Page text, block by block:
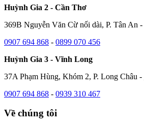
Huỳnh Gia 2 - Cần Thơ
369B Nguyễn Văn Cừ nối dài, P. Tân An -
0907 694 868 - 0899 070 456
Huỳnh Gia 3 - Vĩnh Long
37A Phạm Hùng, Khóm 2, P. Long Châu -
0907 694 868 - 0939 310 467
Về chúng tôi